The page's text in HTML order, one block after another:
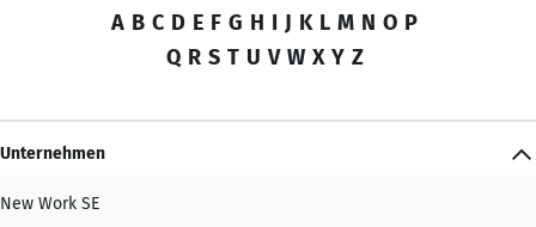
A B C D E F G H I J K L M N O P
Q R S T U V W X Y Z
Unternehmen
New Work SE